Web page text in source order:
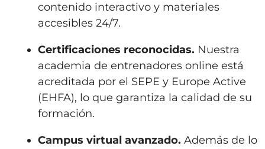
contenido interactivo y materiales
accesibles 24/7.
Certificaciones reconocidas. Nuestra
academia de entrenadores online está
acreditada por el SEPE y Europe Active
(EHFA), lo que garantiza la calidad de su
formación.
Campus virtual avanzado. Además de lo